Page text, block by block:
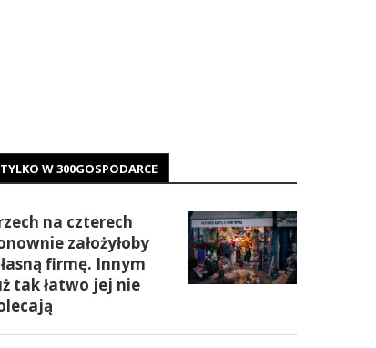
TYLKO W 300GOSPODARCE
na czterech
założyłoby
firmę. Innym
tak łatwo jej nie